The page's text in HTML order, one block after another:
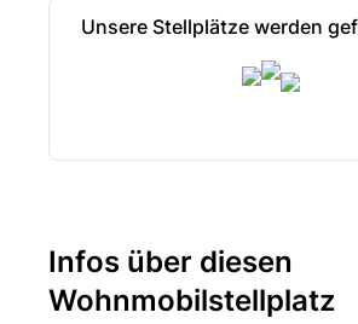
Unsere Stellplätze werden
Infos über diesen
Wohnmobilstellplatz